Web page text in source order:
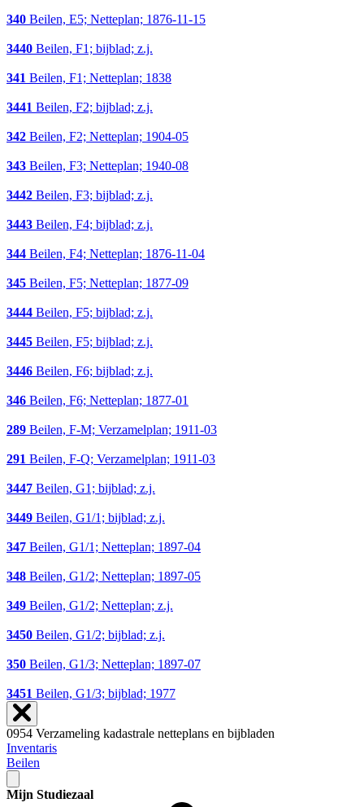
340 Beilen, E5; Netteplan; 1876-11-15
3440 Beilen, F1; bijblad; z.j.
341 Beilen, F1; Netteplan; 1838
3441 Beilen, F2; bijblad; z.j.
342 Beilen, F2; Netteplan; 1904-05
343 Beilen, F3; Netteplan; 1940-08
3442 Beilen, F3; bijblad; z.j.
3443 Beilen, F4; bijblad; z.j.
344 Beilen, F4; Netteplan; 1876-11-04
345 Beilen, F5; Netteplan; 1877-09
3444 Beilen, F5; bijblad; z.j.
3445 Beilen, F5; bijblad; z.j.
3446 Beilen, F6; bijblad; z.j.
346 Beilen, F6; Netteplan; 1877-01
289 Beilen, F-M; Verzamelplan; 1911-03
291 Beilen, F-Q; Verzamelplan; 1911-03
3447 Beilen, G1; bijblad; z.j.
3449 Beilen, G1/1; bijblad; z.j.
347 Beilen, G1/1; Netteplan; 1897-04
348 Beilen, G1/2; Netteplan; 1897-05
349 Beilen, G1/2; Netteplan; z.j.
3450 Beilen, G1/2; bijblad; z.j.
350 Beilen, G1/3; Netteplan; 1897-07
3451 Beilen, G1/3; bijblad; 1977
0954 Verzameling kadastrale netteplans en bijbladen
Inventaris
Beilen
Mijn Studiezaal